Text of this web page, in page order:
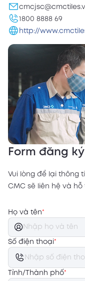
1800 8888 69
http://
Form đăng
Vui lòng để lại thông
CMC sẽ liên hệ và
Họ và tên*
Số điện thoại*
Tỉnh/Thành phố*